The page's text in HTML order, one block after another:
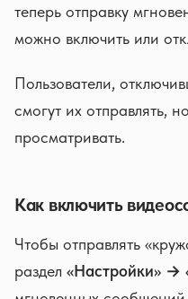
теперь отправку
можно включить или
Пользователи,
смогут их отправлять,
просматривать.
Как включить
Чтобы отправлять
раздел «Настройки» →